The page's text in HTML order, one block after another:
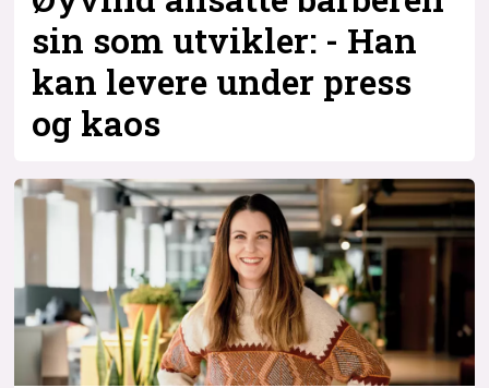
sin som utvikler: - Han
kan levere under press
og kaos